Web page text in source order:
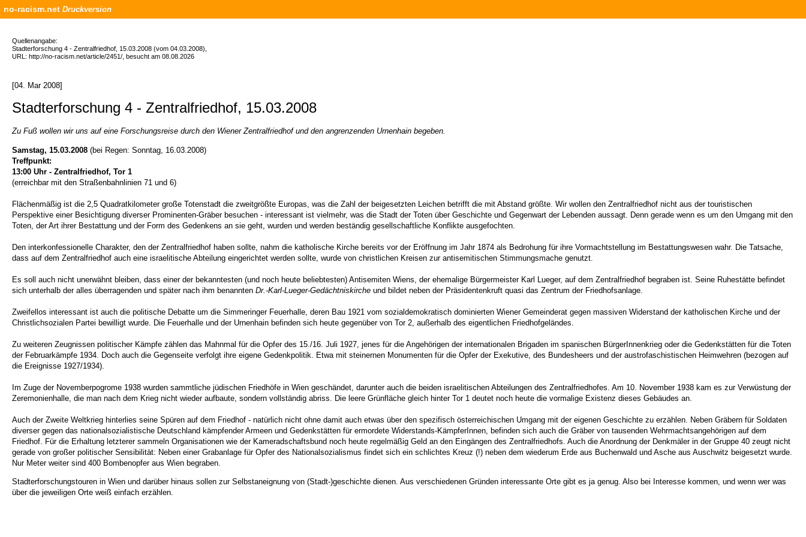
no-racism.net Druckversion
Quellenangabe:
Stadterforschung 4 - Zentralfriedhof, 15.03.2008 (vom 04.03.2008),
URL: http://no-racism.net/article/2451/, besucht am 08.08.2026
[04. Mar 2008]
Stadterforschung 4 - Zentralfriedhof, 15.03.2008
Zu Fuß wollen wir uns auf eine Forschungsreise durch den Wiener Zentralfriedhof und den angrenzenden Urnenhain begeben.
Samstag, 15.03.2008 (bei Regen: Sonntag, 16.03.2008)
Treffpunkt:
13:00 Uhr - Zentralfriedhof, Tor 1
(erreichbar mit den Straßenbahnlinien 71 und 6)
Flächenmäßig ist die 2,5 Quadratkilometer große Totenstadt die zweitgrößte Europas, was die Zahl der beigesetzten Leichen betrifft die mit Abstand größte. Wir wollen den Zentralfriedhof nicht aus der touristischen
Perspektive einer Besichtigung diverser Prominenten-Gräber besuchen - interessant ist vielmehr, was die Stadt der Toten über Geschichte und Gegenwart der Lebenden aussagt. Denn gerade wenn es um den Umgang mit den
Toten, der Art ihrer Bestattung und der Form des Gedenkens an sie geht, wurden und werden beständig gesellschaftliche Konflikte ausgefochten.
Den interkonfessionelle Charakter, den der Zentralfriedhof haben sollte, nahm die katholische Kirche bereits vor der Eröffnung im Jahr 1874 als Bedrohung für ihre Vormachtstellung im Bestattungswesen wahr. Die Tatsache,
dass auf dem Zentralfriedhof auch eine israelitische Abteilung eingerichtet werden sollte, wurde von christlichen Kreisen zur antisemitischen Stimmungsmache genutzt.
Es soll auch nicht unerwähnt bleiben, dass einer der bekanntesten (und noch heute beliebtesten) Antisemiten Wiens, der ehemalige Bürgermeister Karl Lueger, auf dem Zentralfriedhof begraben ist. Seine Ruhestätte befindet
sich unterhalb der alles überragenden und später nach ihm benannten Dr.-Karl-Lueger-Gedächtniskirche und bildet neben der Präsidentenkruft quasi das Zentrum der Friedhofsanlage.
Zweifellos interessant ist auch die politische Debatte um die Simmeringer Feuerhalle, deren Bau 1921 vom sozialdemokratisch dominierten Wiener Gemeinderat gegen massiven Widerstand der katholischen Kirche und der
Christlichsozialen Partei bewilligt wurde. Die Feuerhalle und der Urnenhain befinden sich heute gegenüber von Tor 2, außerhalb des eigentlichen Friedhofgeländes.
Zu weiteren Zeugnissen politischer Kämpfe zählen das Mahnmal für die Opfer des 15./16. Juli 1927, jenes für die Angehörigen der internationalen Brigaden im spanischen BürgerInnenkrieg oder die Gedenkstätten für die Toten
der Februarkämpfe 1934. Doch auch die Gegenseite verfolgt ihre eigene Gedenkpolitik. Etwa mit steinernen Monumenten für die Opfer der Exekutive, des Bundesheers und der austrofaschistischen Heimwehren (bezogen auf
die Ereignisse 1927/1934).
Im Zuge der Novemberpogrome 1938 wurden sammtliche jüdischen Friedhöfe in Wien geschändet, darunter auch die beiden israelitischen Abteilungen des Zentralfriedhofes. Am 10. November 1938 kam es zur Verwüstung der
Zeremonienhalle, die man nach dem Krieg nicht wieder aufbaute, sondern vollständig abriss. Die leere Grünfläche gleich hinter Tor 1 deutet noch heute die vormalige Existenz dieses Gebäudes an.
Auch der Zweite Weltkrieg hinterlies seine Spüren auf dem Friedhof - natürlich nicht ohne damit auch etwas über den spezifisch österreichischen Umgang mit der eigenen Geschichte zu erzählen. Neben Gräbern für Soldaten
diverser gegen das nationalsozialistische Deutschland kämpfender Armeen und Gedenkstätten für ermordete Widerstands-KämpferInnen, befinden sich auch die Gräber von tausenden Wehrmachtsangehörigen auf dem
Friedhof. Für die Erhaltung letzterer sammeln Organisationen wie der Kameradschaftsbund noch heute regelmäßig Geld an den Eingängen des Zentralfriedhofs. Auch die Anordnung der Denkmäler in der Gruppe 40 zeugt nicht
gerade von großer politischer Sensibilität: Neben einer Grabanlage für Opfer des Nationalsozialismus findet sich ein schlichtes Kreuz (!) neben dem wiederum Erde aus Buchenwald und Asche aus Auschwitz beigesetzt wurde.
Nur Meter weiter sind 400 Bombenopfer aus Wien begraben.
Stadterforschungstouren in Wien und darüber hinaus sollen zur Selbstaneignung von (Stadt-)geschichte dienen. Aus verschiedenen Gründen interessante Orte gibt es ja genug. Also bei Interesse kommen, und wenn wer was
über die jeweiligen Orte weiß einfach erzählen.